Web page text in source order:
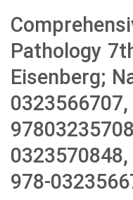
Pathology
Eisenberg;
978-